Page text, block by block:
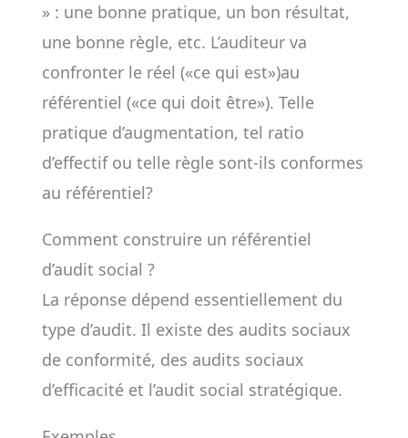
» : une bonne pratique, un bon résultat,
une bonne règle, etc. L’auditeur va
confronter le réel («ce qui est»)au
référentiel («ce qui doit être»). Telle
pratique d’augmentation, tel ratio
d’effectif ou telle règle sont-ils conformes
au référentiel?
Comment construire un référentiel
d’audit social ?
La réponse dépend essentiellement du
type d’audit. Il existe des audits sociaux
de conformité, des audits sociaux
d’efficacité et l’audit social stratégique.